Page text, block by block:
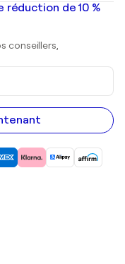
réduction de 10 %
conseillers,